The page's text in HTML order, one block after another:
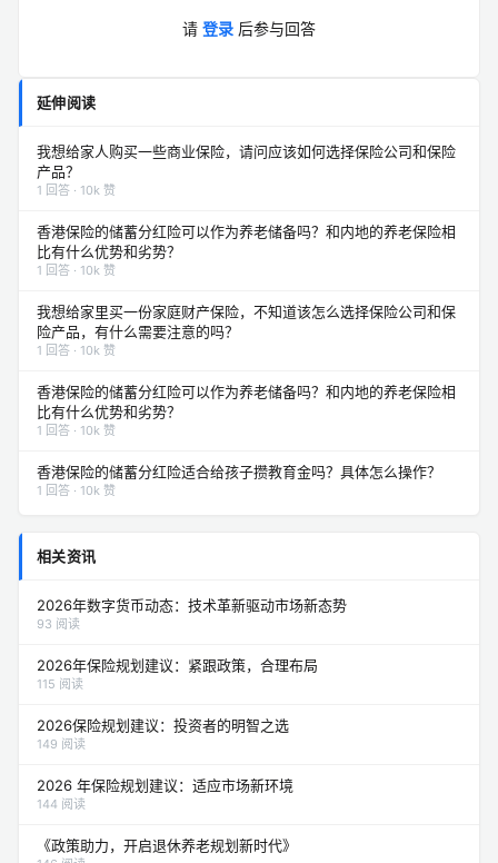
请 登录 后参与回答
延伸阅读
我想给家人购买一些商业保险，请问应该如何选择保险公司和保险
产品？
1 回答 · 10k 赞
香港保险的储蓄分红险可以作为养老储备吗？和内地的养老保险相
比有什么优势和劣势？
1 回答 · 10k 赞
我想给家里买一份家庭财产保险，不知道该怎么选择保险公司和保
险产品，有什么需要注意的吗？
1 回答 · 10k 赞
香港保险的储蓄分红险可以作为养老储备吗？和内地的养老保险相
比有什么优势和劣势？
1 回答 · 10k 赞
香港保险的储蓄分红险适合给孩子攒教育金吗？具体怎么操作？
1 回答 · 10k 赞
相关资讯
2026年数字货币动态：技术革新驱动市场新态势
93 阅读
2026年保险规划建议：紧跟政策，合理布局
115 阅读
2026保险规划建议：投资者的明智之选
149 阅读
2026 年保险规划建议：适应市场新环境
144 阅读
《政策助力，开启退休养老规划新时代》